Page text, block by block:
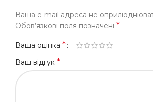
Ваша e-mail адреса не
Обов’язкові поля позначені *
Ваша оцінка *
Ваш відгук *